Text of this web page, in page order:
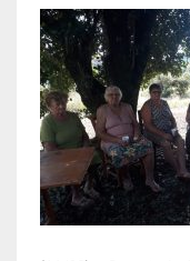
Galeria de Soberanas
Galeria de Vereadores
Galeria de Fotos
Vídeos
Programas